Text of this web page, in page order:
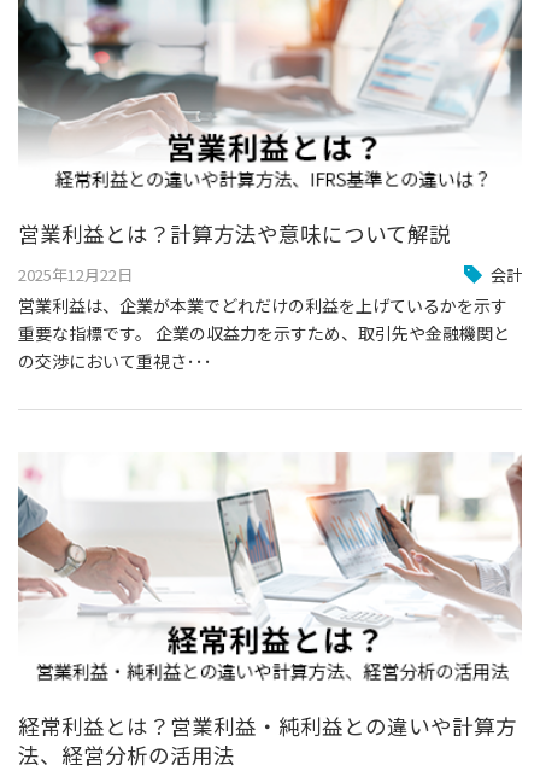
営業利益とは？計算方法や意味について解説
2025年12月22日 会計
営業利益は、企業が本業でどれだけの利益を上げているかを示す
重要な指標です。 企業の収益力を示すため、取引先や金融機関と
の交渉において重視さ･･･
経常利益とは？ 営業利益・純利益との違いや計算方
法、経営分析の活用法